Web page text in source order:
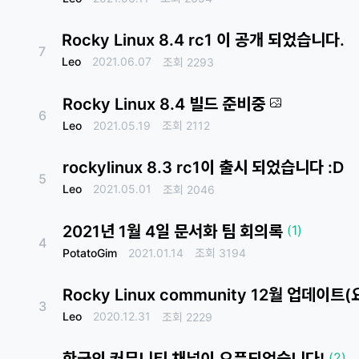
7
Rocky Linux 8.4 rc1 이 공개 되었습니다.
Leo 2021.06.07 조회 2293
6
Rocky Linux 8.4 빌드 준비중
Leo 2021.05.19 조회 2112
5
rockylinux 8.3 rc1이 출시 되었습니다 :D
Leo 2021.05.01 조회 2046
4
2021년 1월 4일 문서화 팀 회의록 (1)
PotatoGim 2021.01.14 조회 3194
3
Rocky Linux community 12월 업데이트(
Leo 2020.12.31 조회 2229